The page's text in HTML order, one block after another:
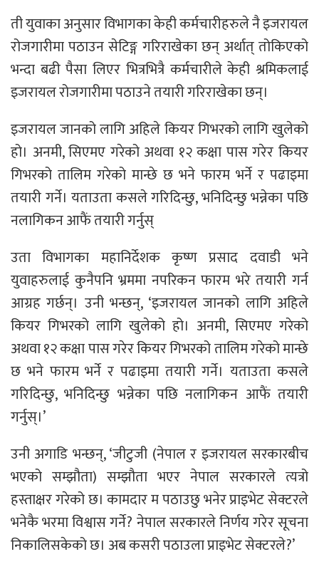
ती युवाका अनुसार विभागका केही कर्मचारीहरुले नै इजरायल
रोजगारीमा पठाउन सेटिङ्ग गरिराखेका छन् अर्थात् तोकिएको
भन्दा बढी पैसा लिएर भित्रभित्रै कर्मचारीले केही श्रमिकलाई
इजरायल रोजगारीमा पठाउने तयारी गरिराखेका छन्।
इजरायल जानको लागि अहिले कियर गिभरको लागि खुलेको
हो। अनमी, सिएमए गरेको अथवा १२ कक्षा पास गरेर कियर
गिभरको तालिम गरेको मान्छे छ भने फारम भर्ने र पढाइमा
तयारी गर्ने। यताउता कसले गरिदिन्छु, भनिदिन्छु भन्नेका पछि
नलागिकन आफैं तयारी गर्नुस्
उता विभागका महानिर्देशक कृष्ण प्रसाद दवाडी भने
युवाहरुलाई कुनैपनि भ्रममा नपरिकन फारम भरे तयारी गर्न
आग्रह गर्छन्। उनी भन्छन्, ‘इजरायल जानको लागि अहिले
कियर गिभरको लागि खुलेको हो। अनमी, सिएमए गरेको
अथवा १२ कक्षा पास गरेर कियर गिभरको तालिम गरेको मान्छे
छ भने फारम भर्ने र पढाइमा तयारी गर्ने। यताउता कसले
गरिदिन्छु, भनिदिन्छु भन्नेका पछि नलागिकन आफैं तयारी
गर्नुस्।’
उनी अगाडि भन्छन्, ‘जीटुजी (नेपाल र इजरायल सरकारबीच
भएको सम्झौता) सम्झौता भएर नेपाल सरकारले त्यत्रो
हस्ताक्षर गरेको छ। कामदार म पठाउछु भनेर प्राइभेट सेक्टरले
भनेकै भरमा विश्वास गर्ने? नेपाल सरकारले निर्णय गरेर सूचना
निकालिसकेको छ। अब कसरी पठाउला प्राइभेट सेक्टरले?’